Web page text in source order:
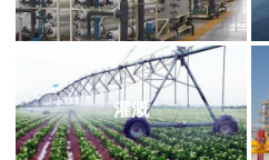
灌溉